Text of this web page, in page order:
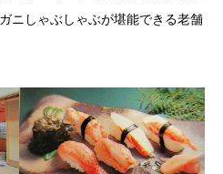
ニしゃぶしゃぶが堪能できる老舗